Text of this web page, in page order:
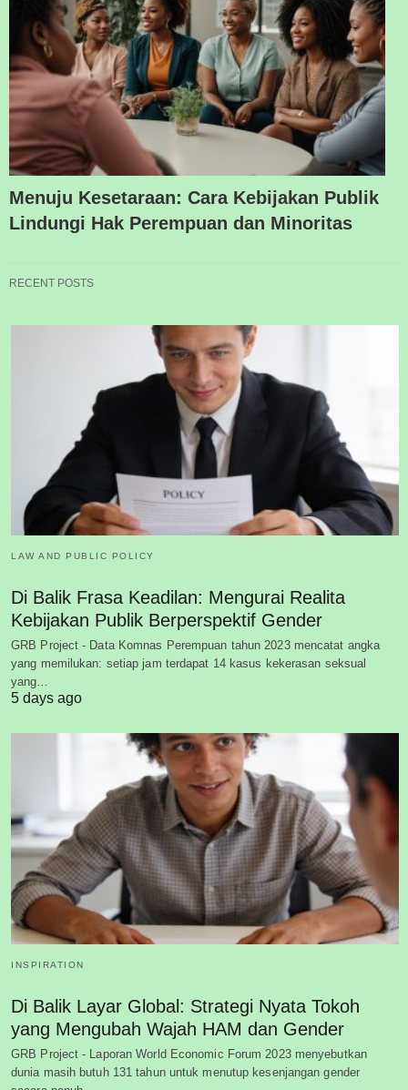
Menuju Kesetaraan: Cara Kebijakan Publik
Lindungi Hak Perempuan dan Minoritas
RECENT POSTS
LAW AND PUBLIC POLICY
Di Balik Frasa Keadilan: Mengurai Realita
Kebijakan Publik Berperspektif Gender
GRB Project - Data Komnas Perempuan tahun 2023 mencatat angka
yang memilukan: setiap jam terdapat 14 kasus kekerasan seksual
yang…
5 days ago
INSPIRATION
Di Balik Layar Global: Strategi Nyata Tokoh
yang Mengubah Wajah HAM dan Gender
GRB Project - Laporan World Economic Forum 2023 menyebutkan
dunia masih butuh 131 tahun untuk menutup kesenjangan gender